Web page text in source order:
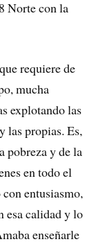
Norte con la
requiere de
mucha
explotando las
las propias. Es,
pobreza y de la
en todo el
entusiasmo,
esa calidad y lo
enseñarle